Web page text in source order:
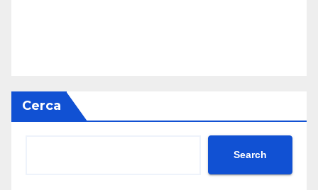
Cerca
Search